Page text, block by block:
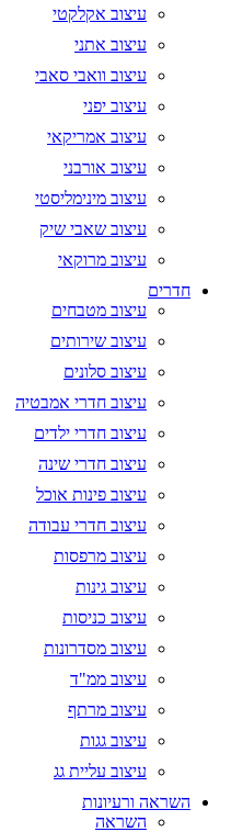
עיצוב אקלקטי
עיצוב אתני
עיצוב וואבי סאבי
עיצוב יפני
עיצוב אמריקאי
עיצוב אורבני
עיצוב מינימליסטי
עיצוב שאבי שיק
עיצוב מרוקאי
חדרים
עיצוב מטבחים
עיצוב שירותים
עיצוב סלונים
עיצוב חדרי אמבטיה
עיצוב חדרי ילדים
עיצוב חדרי שינה
עיצוב פינות אוכל
עיצוב חדרי עבודה
עיצוב מרפסות
עיצוב גינות
עיצוב כניסות
עיצוב מסדרונות
עיצוב ממ"ד
עיצוב מרתף
עיצוב גגות
עיצוב עליית גג
השראה ורעיונות
השראה